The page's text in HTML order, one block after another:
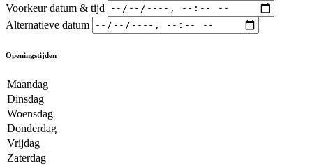
Voorkeur datum & tijd
Alternatieve datum
Openingstijden
Maandag
Dinsdag
Woensdag
Donderdag
Vrijdag
Zaterdag